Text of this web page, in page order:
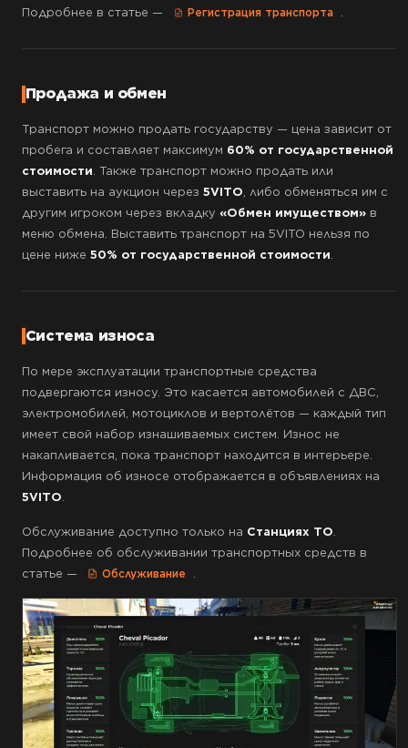
Подробнее в статье —
Регистрация транспорта .
Продажа и обмен
Транспорт можно продать государству — цена зависит от
пробега и составляет максимум 60% от государственной
стоимости . Также транспорт можно продать или
выставить на аукцион через 5VITO , либо обменяться им с
другим игроком через вкладку «Обмен имуществом»в
меню обмена. Выставить транспорт на 5VITO нельзя по
цене ниже 50% от государственной стоимости
Система износа
По мере эксплуатации транспортные средства
подвергаются износу. Это касается автомобилей с ДВС,
электромобилей, мотоциклов и вертолётов — каждый тип
имеет свой набор изнашиваемых систем. Износ не
накапливается, пока транспорт находится в интерьере.
Информация об износе отображается в объявлениях на
5VITO
Обслуживание доступно только на Станциях ТО
Подробнее об обслуживании транспортных средств в
статье —
Обслуживание